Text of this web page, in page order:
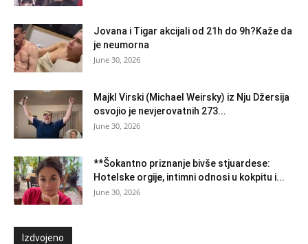
Jovana i Tigar akcijali od 21h do 9h?Kaže da
je neumorna
June 30, 2026
Majkl Virski (Michael Weirsky) iz Nju Džersija
osvojio je nevjerovatnih 273...
June 30, 2026
**Šokantno priznanje bivše stjuardese:
Hotelske orgije, intimni odnosi u kokpitu i...
June 30, 2026
Izdvojeno